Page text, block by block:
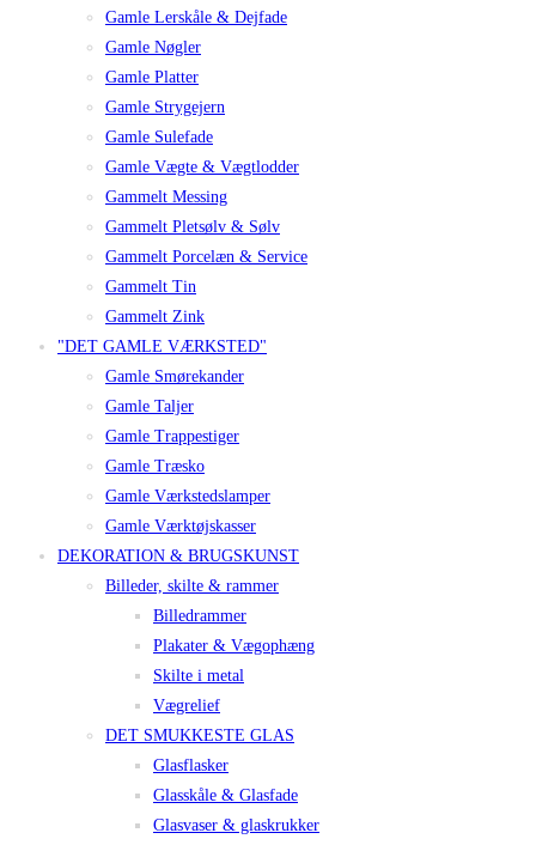
Gamle Lerskåle & Dejfade
Gamle Nøgler
Gamle Platter
Gamle Strygejern
Gamle Sulefade
Gamle Vægte & Vægtlodder
Gammelt Messing
Gammelt Pletsølv & Sølv
Gammelt Porcelæn & Service
Gammelt Tin
Gammelt Zink
"DET GAMLE VÆRKSTED"
Gamle Smørekander
Gamle Taljer
Gamle Trappestiger
Gamle Træsko
Gamle Værkstedslamper
Gamle Værktøjskasser
DEKORATION & BRUGSKUNST
Billeder, skilte & rammer
Billedrammer
Plakater & Vægophæng
Skilte i metal
Vægrelief
DET SMUKKESTE GLAS
Glasflasker
Glasskåle & Glasfade
Glasvaser & glaskrukker